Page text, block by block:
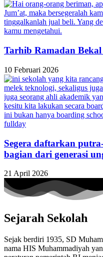
Tarhib Ramadan
10 Februari 2026
Segera daftarkan
bagian dari generasi
21 April 2026
Sejarah Sekolah
Sejak berdiri 1935, SD
nama HIS Muhammadiyah